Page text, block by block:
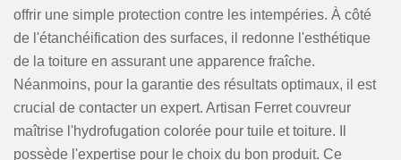
offrir une simple protection contre les intempéries. À côté
de l'étanchéification des surfaces, il redonne l'esthétique
de la toiture en assurant une apparence fraîche.
Néanmoins, pour la garantie des résultats optimaux, il est
crucial de contacter un expert. Artisan Ferret couvreur
maîtrise l'hydrofugation colorée pour tuile et toiture. Il
possède l'expertise pour le choix du bon produit. Ce